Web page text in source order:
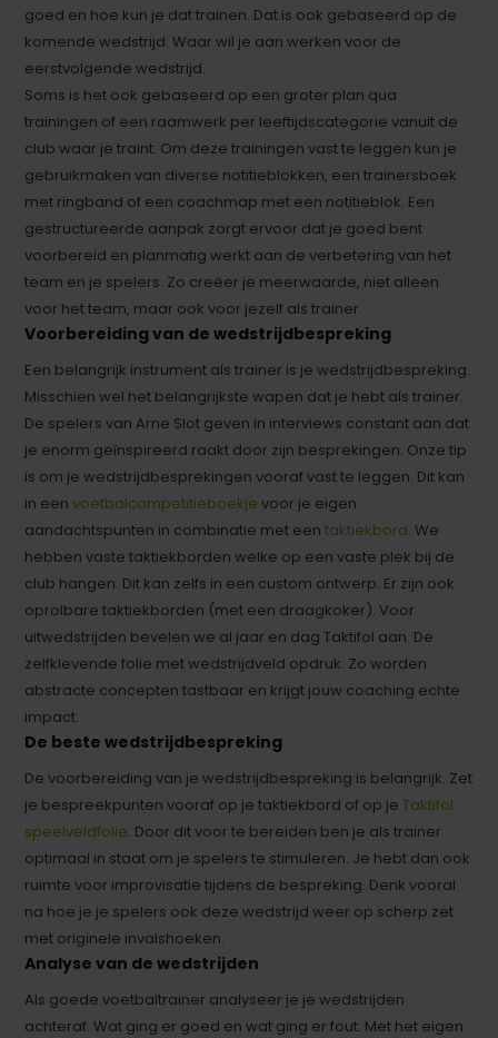
goed en hoe kun je dat trainen. Dat is ook gebaseerd op de
komende wedstrijd. Waar wil je aan werken voor de
eerstvolgende wedstrijd.
Soms is het ook gebaseerd op een groter plan qua
trainingen of een raamwerk per leeftijdscategorie vanuit de
club waar je traint. Om deze trainingen vast te leggen kun je
gebruikmaken van diverse notitieblokken, een trainersboek
met ringband of een coachmap met een notitieblok. Een
gestructureerde aanpak zorgt ervoor dat je goed bent
voorbereid en planmatig werkt aan de verbetering van het
team en je spelers. Zo creëer je meerwaarde, niet alleen
voor het team, maar ook voor jezelf als trainer.
Voorbereiding van de wedstrijdbespreking
Een belangrijk instrument als trainer is je wedstrijdbespreking.
Misschien wel het belangrijkste wapen dat je hebt als trainer.
De spelers van Arne Slot geven in interviews constant aan dat
je enorm geïnspireerd raakt door zijn besprekingen. Onze tip
is om je wedstrijdbesprekingen vooraf vast te leggen. Dit kan
in eenvoetbalcompetitieboekje voor je eigen
aandachtspunten in combinatie met eentaktiekbord. We
hebben vaste taktiekborden welke op een vaste plek bij de
club hangen. Dit kan zelfs in een custom ontwerp. Er zijn ook
oprolbare taktiekborden (met een draagkoker). Voor
uitwedstrijden bevelen we al jaar en dag Taktifol aan. De
zelfklevende folie met wedstrijdveld opdruk. Zo worden
abstracte concepten tastbaar en krijgt jouw coaching echte
impact.
De beste wedstrijdbespreking
De voorbereiding van je wedstrijdbespreking is belangrijk. Zet
je bespreekpunten vooraf op je taktiekbord of op jeTaktifol
speelveldfolie. Door dit voor te bereiden ben je als trainer
optimaal in staat om je spelers te stimuleren. Je hebt dan ook
ruimte voor improvisatie tijdens de bespreking. Denk vooral
na hoe je je spelers ook deze wedstrijd weer op scherp zet
met originele invalshoeken.
Analyse van de wedstrijden
Als goede voetbaltrainer analyseer je je wedstrijden
achteraf. Wat ging er goed en wat ging er fout. Met het eigen